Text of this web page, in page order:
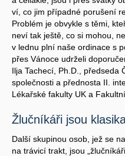
ví, co jim případné porušení
Problém je obvykle s těmi,
neví tak ještě, co si mohou,
v lednu plní naše ordinace s
přes Vánoce udrželi
Ilja Tachecí, Ph.D., předseda
společnosti a přednosta II.
Lékařské fakulty UK a
Žlučníkáři jsou
Další skupinou osob, jež se
na trávicí trakt, jsou